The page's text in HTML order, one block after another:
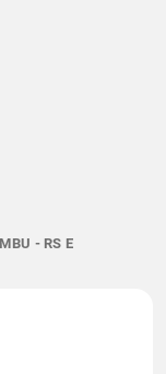
- RS E